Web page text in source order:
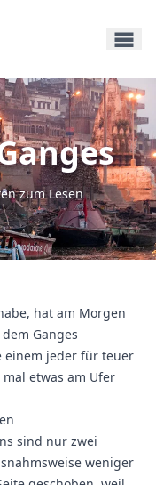
zum Lesen
hat am Morgen
Ganges
einem jeder für teuer
etwas am Ufer
sind nur zwei
weniger